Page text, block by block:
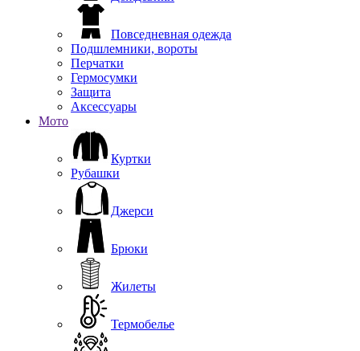
Повседневная одежда
Подшлемники, вороты
Перчатки
Гермосумки
Защита
Аксессуары
Мото
Куртки
Рубашки
Джерси
Брюки
Жилеты
Термобелье